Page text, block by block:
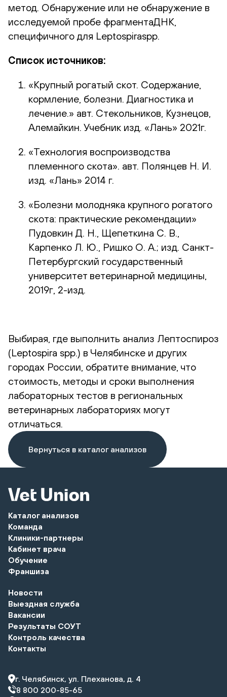
метод. Обнаружение или не обнаружение в
исследуемой пробе фрагментаДНК,
специфичного для Leptospiraspp.
Список источников:
«Крупный рогатый скот. Содержание,
кормление, болезни. Диагностика и
лечение.» авт. Стекольников, Кузнецов,
Алемайкин. Учебник изд. «Лань» 2021г.
«Технология воспроизводства
племенного скота». авт. Полянцев Н. И.
изд. «Лань» 2014 г.
«Болезни молодняка крупного рогатого
скота: практические рекомендации»
Пудовкин Д. Н., Щепеткина С. В.,
Карпенко Л. Ю., Ришко О. А.; изд. Санкт-
Петербургский государственный
университет ветеринарной медицины,
2019г, 2-изд.
Выбирая, где выполнить анализ Лептоспироз
(Leptospira spp.) в Челябинске и других
городах России, обратите внимание, что
стоимость, методы и сроки выполнения
лабораторных тестов в региональных
ветеринарных лабораториях могут
отличаться.
Вернуться в каталог анализов
Каталог анализов
Команда
Клиники-партнеры
Кабинет врача
Обучение
Франшиза
Новости
Выездная служба
Вакансии
Результаты СОУТ
Контроль качества
Контакты
г. Челябинск, ул. Плеханова, д. 4
8 800 200-85-65